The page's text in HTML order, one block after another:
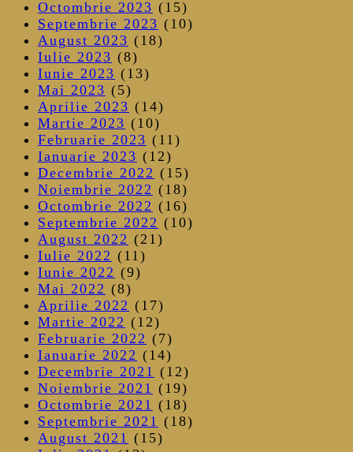
Octombrie 2023 (15)
Septembrie 2023 (10)
August 2023 (18)
Iulie 2023 (8)
Iunie 2023 (13)
Mai 2023 (5)
Aprilie 2023 (14)
Martie 2023 (10)
Februarie 2023 (11)
Ianuarie 2023 (12)
Decembrie 2022 (15)
Noiembrie 2022 (18)
Octombrie 2022 (16)
Septembrie 2022 (10)
August 2022 (21)
Iulie 2022 (11)
Iunie 2022 (9)
Mai 2022 (8)
Aprilie 2022 (17)
Martie 2022 (12)
Februarie 2022 (7)
Ianuarie 2022 (14)
Decembrie 2021 (12)
Noiembrie 2021 (19)
Octombrie 2021 (18)
Septembrie 2021 (18)
August 2021 (15)